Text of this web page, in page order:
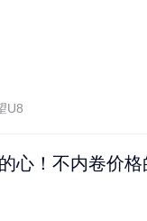
U8
心！不内卷价